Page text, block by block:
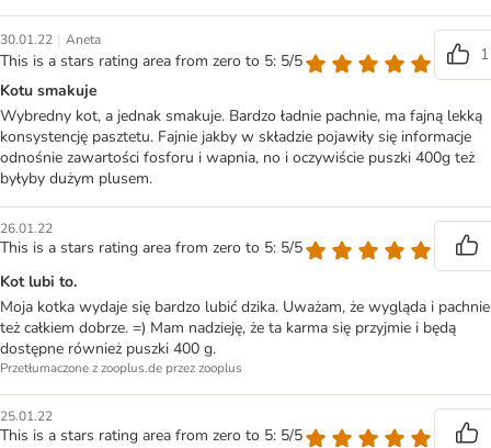
30.01.22 | Aneta
This is a stars rating area from zero to 5: 5/5
1
Kotu smakuje
Wybredny kot, a jednak smakuje. Bardzo ładnie pachnie, ma fajną lekką
konsystencję pasztetu. Fajnie jakby w składzie pojawiły się informacje
odnośnie zawartości fosforu i wapnia, no i oczywiście puszki 400g też
byłyby dużym plusem.
26.01.22
This is a stars rating area from zero to 5: 5/5
Kot lubi to.
Moja kotka wydaje się bardzo lubić dzika. Uważam, że wygląda i pachnie
też całkiem dobrze. =) Mam nadzieję, że ta karma się przyjmie i będą
dostępne również puszki 400 g.
Przetłumaczone z zooplus.de przez zooplus
25.01.22
This is a stars rating area from zero to 5: 5/5